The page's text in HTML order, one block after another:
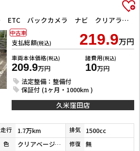
Z ドライブレコーダー ETC バックカメラ ナビ クリアランスソナー オートクルーズコントロール レーンアシスト 衝突被害軽減システム アルミホイール LEDヘッドランプ スマートキー 電動格納ミラー
支払総額(税込) 219.9万円
車両本体価格(税込)
209.9万円
諸費用(税込)
10万円
法定整備：整備付
保証付 (1ヶ月・1000km )
中古車
久米窪田店
走行 1.7万km 排気 1500cc
色 クリアベージュメタリック 修復 無